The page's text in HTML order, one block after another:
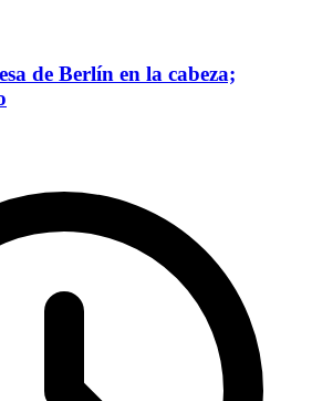
de Berlín en la cabeza;